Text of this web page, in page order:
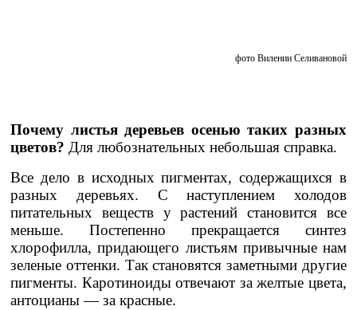
фото Вилении Селивановой
Почему листья деревьев осенью таких разных
цветов? Для любознательных небольшая справка.
Все дело в исходных пигментах, содержащихся в
разных деревьях. С наступлением холодов
питательных веществ у растений становится все
меньше. Постепенно прекращается синтез
хлорофилла, придающего листьям привычные нам
зеленые оттенки. Так становятся заметными другие
пигменты. Каротиноиды отвечают за желтые цвета,
антоцианы — за красные.